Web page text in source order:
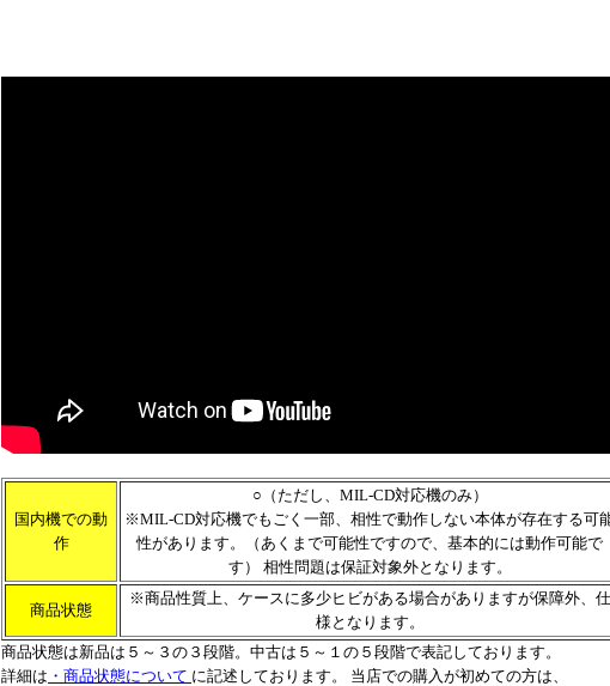
国内機での動
作
○（ただし、MIL-CD対応機のみ）
※MIL-CD対応機でもごく一部、相性で動作しない本体が存在する可
性があります。（あくまで可能性ですので、基本的には動作可能で
す） 相性問題は保証対象外となります。
商品状態
※商品性質上、ケースに多少ヒビがある場合がありますが保障外、仕
様となります。
商品状態は新品は５～３の３段階。中古は５～１の５段階で表記しております。
詳細は ・商品状態について に記述しております。 当店での購入が初めての方は、